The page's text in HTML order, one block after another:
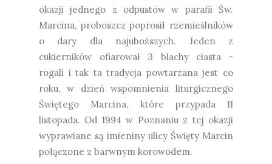
okazji jednego z odpustów w parafii Św.
Marcina, proboszcz poprosił rzemieślników
o dary dla najuboższych. Jeden z
cukierników ofiarował 3 blachy ciasta -
rogali i tak ta tradycja powtarzana jest co
roku, w dzień wspomnienia liturgicznego
Świętego Marcina, które przypada 11
listopada. Od 1994 w Poznaniu z tej okazji
wyprawiane są imieniny ulicy Święty Marcin
połączone z barwnym korowodem.